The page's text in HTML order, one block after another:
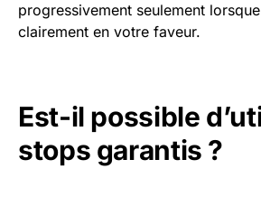
progressivement seulement
clairement en votre faveur.
Est-il possible
stops garantis ?